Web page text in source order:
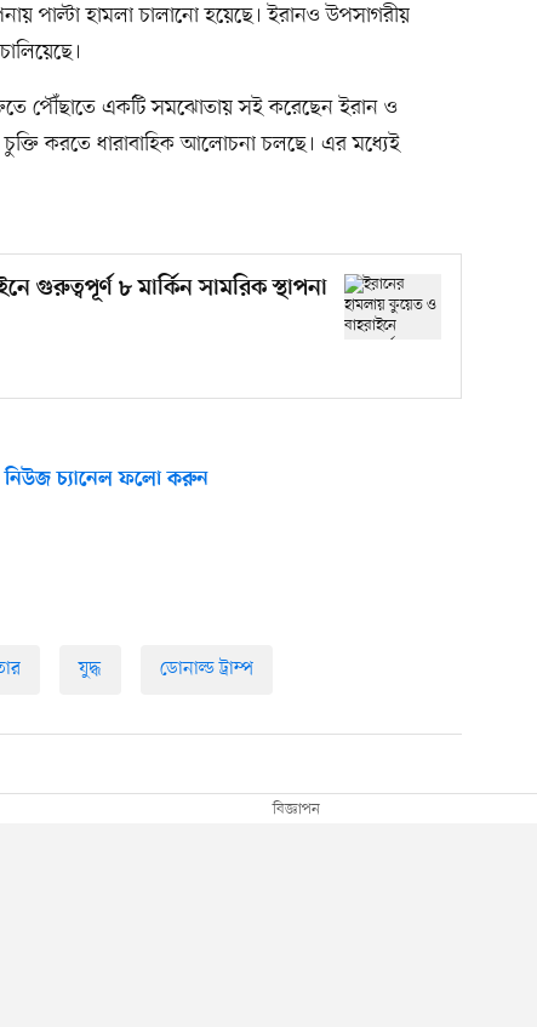
পাল্টা হামলা চালানো হয়েছে। ইরানও উপসাগরীয়
পৌঁছাতে একটি সমঝোতায় সই করেছেন ইরান ও
চুক্তি করতে ধারাবাহিক আলোচনা চলছে। এর মধ্যেই
গুরুত্বপূর্ণ ৮ মার্কিন সামরিক স্থাপনা
চ্যানেল ফলো করুন
যুদ্ধ ডোনাল্ড ট্রাম্প